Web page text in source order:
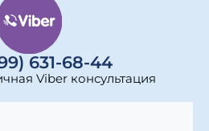
631-68-44
Viber консультация